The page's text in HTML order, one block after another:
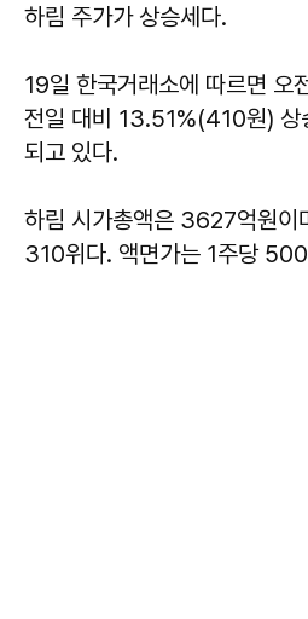
하림 주가가 상승세다.
19일 한국거래소에 따르면 오
전일 대비 13.51%(410원)
되고 있다.
하림 시가총액은 3627억원이
310위다. 액면가는 1주당